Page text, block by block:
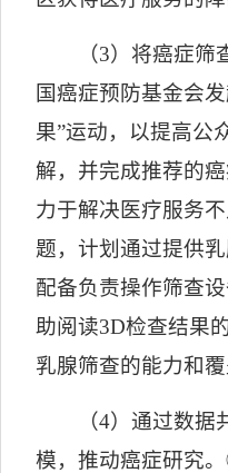
（3）将癌症筛
国癌症预防基金会
果”运动，以提高公
解，并完成推荐的
力于解决医疗服务
题，计划通过提供
配备负责操作筛查
助阅读3D检查结果
乳腺筛查的能力和覆
（4）通过数据
模，推动癌症研究